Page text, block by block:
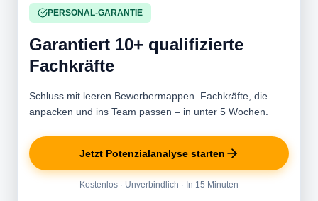
PERSONAL-GARANTIE
Garantiert 10+ qualifizierte
Fachkräfte
Schluss mit leeren Bewerbermappen. Fachkräfte, die
anpacken und ins Team passen – in unter 5 Wochen.
Jetzt Potenzialanalyse starten
Kostenlos · Unverbindlich · In 15 Minuten